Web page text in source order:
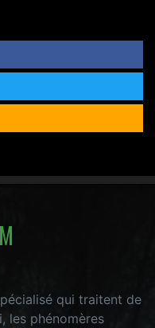
qui traitent de
les phénomères